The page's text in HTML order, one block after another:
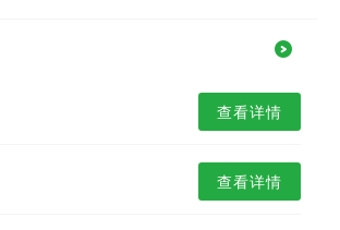
查看详情
查看详情